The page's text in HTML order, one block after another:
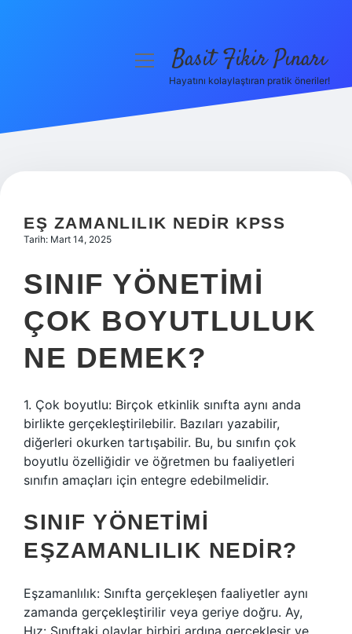
Hakkımızda
menüyüBasit Fikir Pınarı
Hayatını kolaylaştıran pratik öneriler!
EŞ ZAMANLILIK NEDIR KPSS
Tarih: Mart 14, 2025
SINIF YÖNETIMI
ÇOK BOYUTLULUK
NE DEMEK?
1. Çok boyutlu: Birçok etkinlik sınıfta aynı anda
birlikte gerçekleştirilebilir. Bazıları yazabilir,
diğerleri okurken tartışabilir. Bu, bu sınıfın çok
boyutlu özelliğidir ve öğretmen bu faaliyetleri
sınıfın amaçları için entegre edebilmelidir.
SINIF YÖNETIMI
EŞZAMANLILIK NEDIR?
Eşzamanlılık: Sınıfta gerçekleşen faaliyetler aynı
zamanda gerçekleştirilir veya geriye doğru. Ay,
Hız: Sınıftaki olaylar birbiri ardına gerçekleşir ve